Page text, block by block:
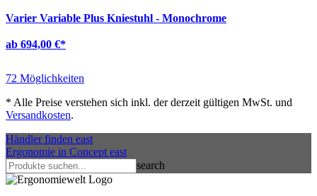
Varier Variable Plus Kniestuhl - Monochrome
ab 694,00 €*
72 Möglichkeiten
* Alle Preise verstehen sich inkl. der derzeit gültigen MwSt. und
Versandkosten.
Händler finden east
Ergonomie in Concept east
search